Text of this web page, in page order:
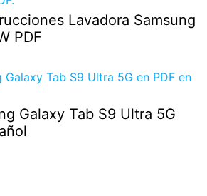
Lavadora Samsung
PDF
Galaxy Tab S9 Ultra 5G